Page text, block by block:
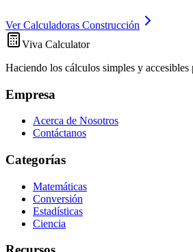
Ver Calculadoras Construcción
Viva Calculator
Haciendo los cálculos simples y accesibles
Empresa
Acerca de Nosotros
Contáctanos
Categorías
Matemáticas
Conversión
Estadísticas
Ciencia